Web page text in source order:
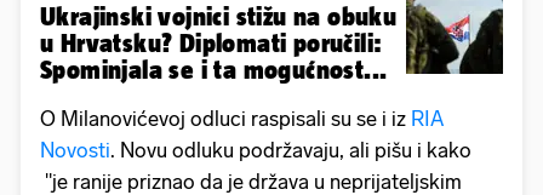
Ukrajinski vojnici stižu na obuku
u Hrvatsku? Diplomati poručili:
Spominjala se i ta mogućnost...
O Milanovićevoj odluci raspisali su se i iz RIA
Novosti. Novu odluku podržavaju, ali pišu i kako
"je ranije priznao da je država u neprijateljskim